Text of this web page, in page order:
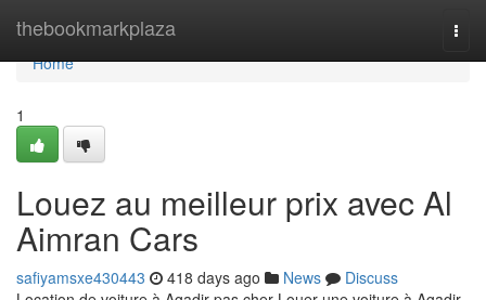
thebookmarkplaza
Home
Home
1
Louez au meilleur prix avec Al
Aimran Cars
safiyamsxe430443 418 days ago News
Discuss